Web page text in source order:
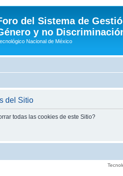
del Sistema de
y no
Nacional de México
del Sitio
todas las cookies de este Sitio?